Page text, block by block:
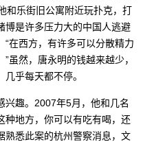
和乐街旧公寓附近玩扑克，打
博是许多压力大的中国人逃避
在西方，有许多可以分散精力
虽然，唐永明的钱越来越少，
乎每天都不停。
兴趣。2007年5月，他和几名
种地方，你可以有吃有喝，还
熟悉此案的杭州警察消息，文